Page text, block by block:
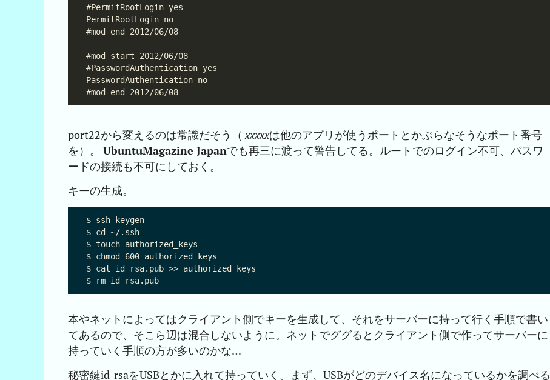
port22から変えるのは常識だそう（xxxxxは他のアプリが使うポートとかぶらなそうなポート番号
を）。 UbuntuMagazine Japanでも再三に渡って警告してる。ルートでのログイン不可、パスワ
ードの接続も不可にしておく。
キーの生成。
$ ssh-keygen
$ cd ~/.ssh
$ touch authorized_keys
$ chmod 600 authorized_keys
$ cat id_rsa.pub >> authorized_keys
本やネットによってはクライアント側でキーを生成して、それをサーバーに持って行く手順で書い
てあるので、そこら辺は混合しないように。ネットでググるとクライアント側で作ってサーバーに
持っていく手順の方が多いのかな…
秘密鍵id_rsaをUSBとかに入れて持っていく。まず、USBがどのデバイス名になっているかを調べる